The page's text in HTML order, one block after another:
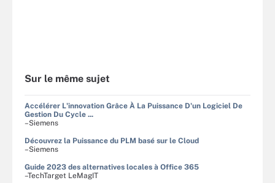
Sur le même sujet
Accélérer L'innovation Grâce À La Puissance D'un Logiciel De
Gestion Du Cycle ...
–Siemens
Découvrez la Puissance du PLM basé sur le Cloud
–Siemens
Guide 2023 des alternatives locales à Office 365
–TechTarget LeMagIT